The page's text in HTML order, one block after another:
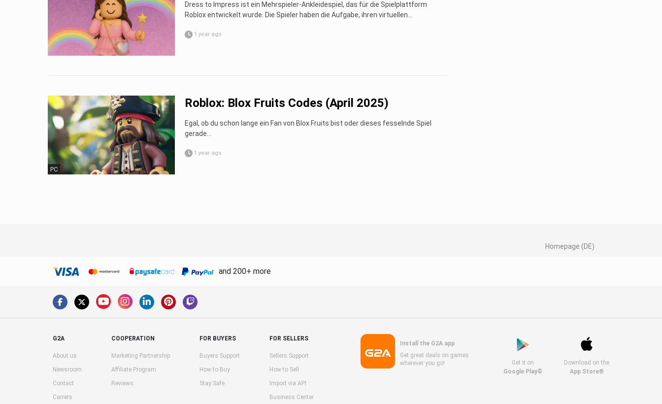
Dress to Impress ist ein Mehrspieler-Ankleidespiel, das für die Spielplattform
Roblox entwickelt wurde. Die Spieler haben die Aufgabe, ihren virtuellen...
1 year ago
PC
Roblox: Blox Fruits Codes (April 2025)
Egal, ob du schon lange ein Fan von Blox Fruits bist oder dieses fesselnde Spiel
gerade…
1 year ago
Homepage (DE)
and 200+ more
G2A
About us
Newsroom
Contact
Carrers
COOPERATION
Marketing Partnership
Affiliate Program
Reviews
FOR BUYERS
Buyers Support
How to Buy
Stay Safe
FOR SELLERS
Sellers Support
How to Sell
Import via API
Business Center
Install the G2A app
Get great deals on games
wherever you go!
Get it on
Google Play©
Download on the
App Store®